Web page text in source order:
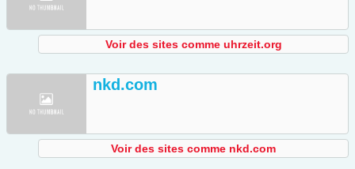
Voir des sites comme uhrzeit.org
nkd.com
Voir des sites comme nkd.com